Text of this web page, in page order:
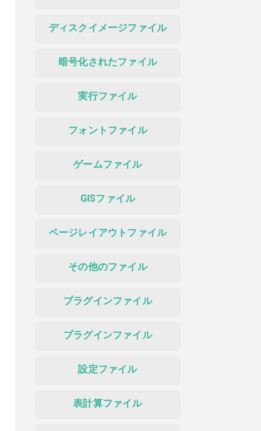
ディスクイメージファイル
暗号化されたファイル
実行ファイル
フォントファイル
ゲームファイル
GISファイル
ページレイアウトファイル
その他のファイル
プラグインファイル
プラグインファイル
設定ファイル
表計算ファイル